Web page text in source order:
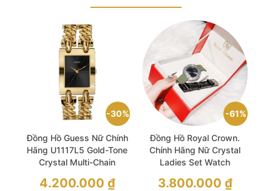
30%
Đồng Hồ Guess Nữ Chính
Hãng U1117L5 Gold-Tone
Crystal Multi-Chain
Giá
gốc
4.200.000 ₫
61%
Đồng Hồ Royal Crown.
Chính Hãng Nữ Crystal
Ladies Set Watch
Giá
gốc
3.800.000 ₫